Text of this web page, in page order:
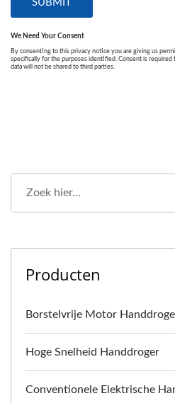
Producten
Borstelvrije Motor
Hoge Snelheid Handdroger
Conventionele Elektrische